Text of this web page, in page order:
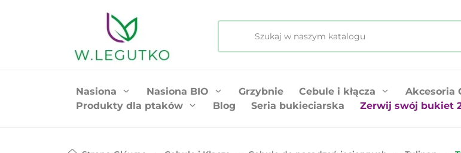
Nasiona Nasiona BIO Grzybnie Cebule i kłącza Akcesoria
Produkty dla ptaków
Blog Seria bukieciarska Zerwij swój bukiet